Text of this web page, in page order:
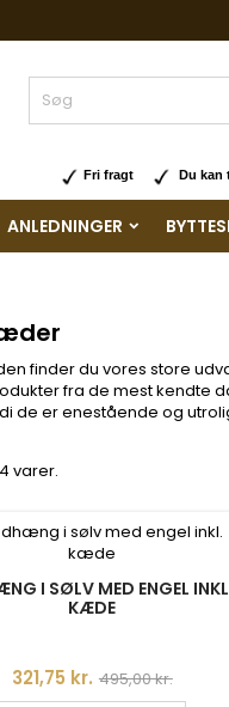
Fri fragt Du kan
ANLEDNINGER
finder du vores store
fra de mest kendte
de er enestående og
varer.
I SØLV MED ENGEL
KÆDE
Pris
321,75 kr. Normalpris
495,00 kr.